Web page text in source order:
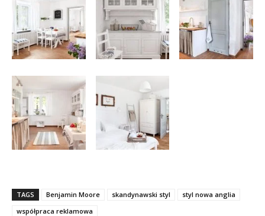
TAGS Benjamin Moore skandynawski styl
styl nowa anglia
współpraca reklamowa